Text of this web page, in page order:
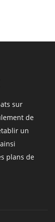
sur
de
un
plans de